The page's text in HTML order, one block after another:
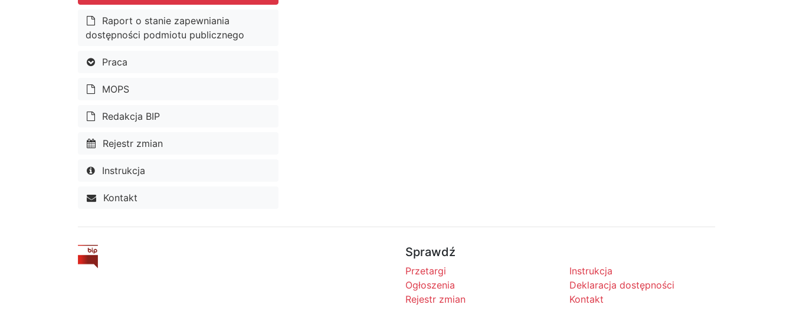
Raport o stanie zapewniania
dostępności podmiotu publicznego
Praca
MOPS
Redakcja BIP
Rejestr zmian
Instrukcja
Kontakt
Sprawdź
Przetargi
Ogłoszenia
Rejestr zmian
Instrukcja
Deklaracja dostępności
Kontakt